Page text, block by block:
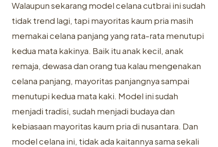
Walaupun sekarang model celana cutbrai ini sudah
tidak trend lagi, tapi mayoritas kaum pria masih
memakai celana panjang yang rata-rata menutupi
kedua mata kakinya. Baik itu anak kecil, anak
remaja, dewasa dan orang tua kalau mengenakan
celana panjang, mayoritas panjangnya sampai
menutupi kedua mata kaki. Model ini sudah
menjadi tradisi, sudah menjadi budaya dan
kebiasaan mayoritas kaum pria di nusantara. Dan
model celana ini, tidak ada kaitannya sama sekali